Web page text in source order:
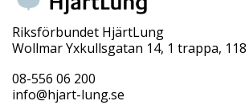
Riksförbundet HjärtLung
Wollmar Yxkullsgatan 14, 1 trappa,
08-556 06 200
info@hjart-lung.se